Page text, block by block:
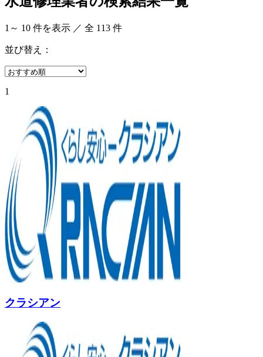
1 ～ 10 件を表示 ／ 全 113 件
並び替え：
1
クラシアン